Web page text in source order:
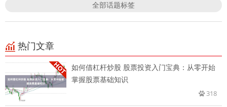
全部话题标签
热门文章
如何借杠杆炒股 股票投资入门宝典：从零开始
掌握股票基础知识
318